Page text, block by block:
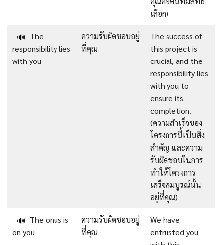
เลือก)
🔊 The
responsibility lies
with you
ความรับผิดชอบอยู่
ที่คุณ
The success of
this project is
crucial, and the
responsibility lies
with you to
ensure its
completion.
(ความสำเร็จของ
โครงการนี้เป็นสิ่ง
สำคัญ และความ
รับผิดชอบในการ
ทำให้โครงการ
เสร็จสมบูรณ์นั้น
อยู่ที่คุณ)
🔊 The onus is
on you
ความรับผิดชอบอยู่
ที่คุณ
We have
entrusted you